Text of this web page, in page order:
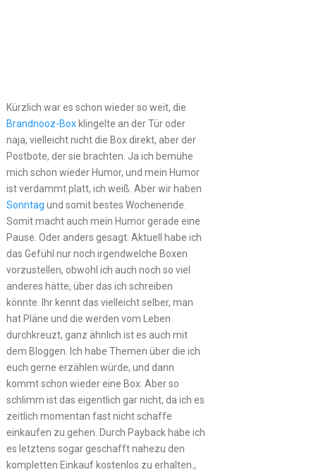
Kürzlich war es schon wieder so weit, die
Brandnooz-Boxklingelte an der Tür oder
naja, vielleicht nicht die Box direkt, aber der
Postbote, der sie brachten. Ja ich bemühe
mich schon wieder Humor, und mein Humor
ist verdammt platt, ich weiß. Aber wir haben
Sonntag und somit bestes Wochenende.
Somit macht auch mein Humor gerade eine
Pause. Oder anders gesagt: Aktuell habe ich
das Gefühl nur noch irgendwelche Boxen
vorzustellen, obwohl ich auch noch so viel
anderes hätte, über das ich schreiben
könnte. Ihr kennt das vielleicht selber, man
hat Pläne und die werden vom Leben
durchkreuzt, ganz ähnlich ist es auch mit
dem Bloggen. Ich habe Themen über die ich
euch gerne erzählen würde, und dann
kommt schon wieder eine Box. Aber so
schlimm ist das eigentlich gar nicht, da ich es
zeitlich momentan fast nicht schaffe
einkaufen zu gehen. Durch Payback habe ich
es letztens sogar geschafft nahezu den
kompletten Einkauf kostenlos zu erhalten.,